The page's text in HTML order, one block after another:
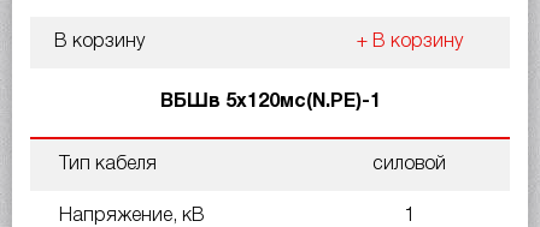
В корзину + В корзину
ВБШв 5х120мс(N.PE)-1
Тип кабеля силовой
Напряжение, кВ 1